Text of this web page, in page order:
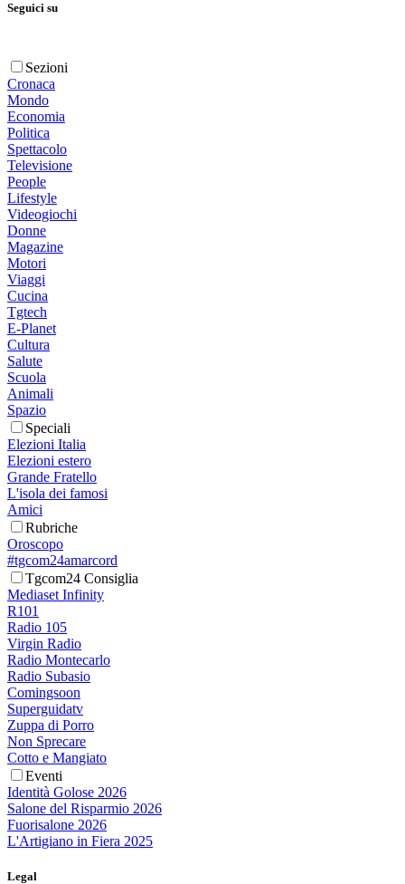
Seguici su
Sezioni
Cronaca
Mondo
Economia
Politica
Spettacolo
Televisione
People
Lifestyle
Videogiochi
Donne
Magazine
Motori
Viaggi
Cucina
Tgtech
E-Planet
Cultura
Salute
Scuola
Animali
Spazio
Speciali
Elezioni Italia
Elezioni estero
Grande Fratello
L'isola dei famosi
Amici
Rubriche
Oroscopo
#tgcom24amarcord
Tgcom24 Consiglia
Mediaset Infinity
R101
Radio 105
Virgin Radio
Radio Montecarlo
Radio Subasio
Comingsoon
Superguidatv
Zuppa di Porro
Non Sprecare
Cotto e Mangiato
Eventi
Identità Golose 2026
Salone del Risparmio 2026
Fuorisalone 2026
L'Artigiano in Fiera 2025
Legal